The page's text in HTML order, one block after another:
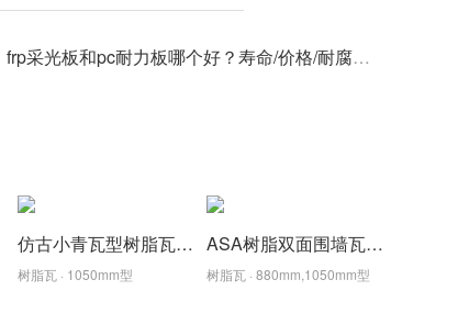
frp采光板和pc耐力板哪个好？寿命/价格/耐腐蚀性深度测评
仿古小青瓦型树脂瓦,颜色厚度支持定制
树脂瓦 · 1050mm型
ASA树脂双面围墙瓦,围墙墙头帽,仿古装饰树脂墙头瓦
树脂瓦 · 880mm,1050mm型